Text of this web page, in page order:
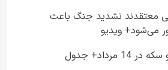
معتقدند تشدید جنگ باعث
می‌شود+ ویدیو
جدول